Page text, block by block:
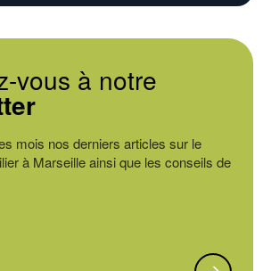
vous à notre
mois nos derniers articles sur le
à Marseille ainsi que les conseils de